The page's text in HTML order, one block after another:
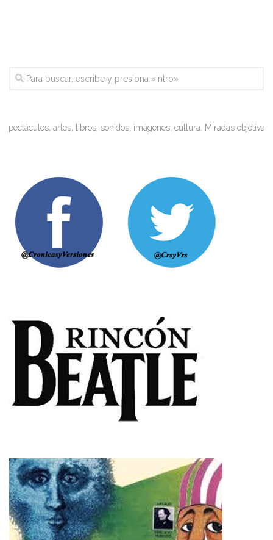
artes, libros, sonidos, imágenes, cultura. Miradas objetivas y